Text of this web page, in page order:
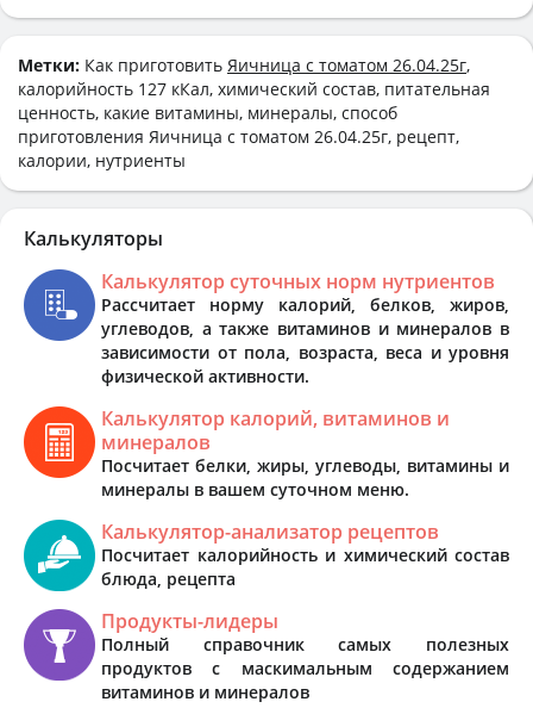
Метки: Как приготовить Яичница с томатом 26.04.25г,
калорийность 127 кКал, химический состав, питательная
ценность, какие витамины, минералы, способ
приготовления Яичница с томатом 26.04.25г, рецепт,
калории, нутриенты
Калькуляторы
Калькулятор суточных норм нутриентов
Рассчитает норму калорий, белков, жиров,
углеводов, а также витаминов и минералов в
зависимости от пола, возраста, веса и уровня
физической активности.
Калькулятор калорий, витаминов и
минералов
Посчитает белки, жиры, углеводы, витамины и
минералы в вашем суточном меню.
Калькулятор-анализатор рецептов
Посчитает калорийность и химический состав
блюда, рецепта
Продукты-лидеры
Полный справочник самых полезных
продуктов с маскимальным содержанием
витаминов и минералов